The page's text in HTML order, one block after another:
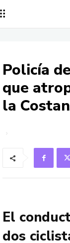
Policía
que
la
El
dos